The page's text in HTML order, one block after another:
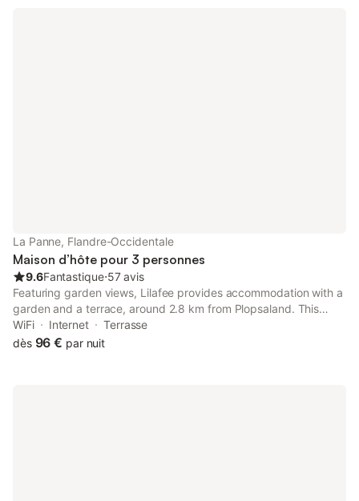
La Panne, Flandre-Occidentale
Maison d’hôte pour 3 personnes
9.6Fantastique⋅57 avis
Featuring garden views, Lilafee provides accommodation with a
garden and a terrace, around 2.8 km from Plopsaland. This
guest house offers accommodation with a patio. Free WiFi is
available throughout the property and De Panne Beach is 1 km
WiFi Internet
Terrasse
dès 96 € par nuit